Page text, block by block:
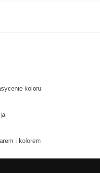
koloru
i kolorem